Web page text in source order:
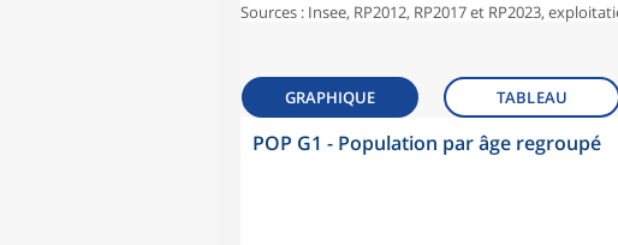
Sources : Insee, RP2012, RP2017 et RP2023,
GRAPHIQUE TABLEAU
POP G1 - Population par âge regroupé